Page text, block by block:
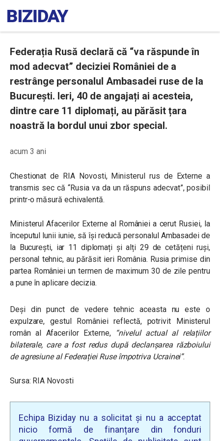
Federația Rusă declară că “va răspunde în
mod adecvat” deciziei României de a
restrânge personalul Ambasadei ruse de la
București. Ieri, 40 de angajați ai acesteia,
dintre care 11 diplomați, au părăsit țara
noastră la bordul unui zbor special.
acum 3 ani
Chestionat de RIA Novosti, Ministerul rus de Externe a
transmis sec că “Rusia va da un răspuns adecvat”, posibil
printr-o măsură echivalentă.
Ministerul Afacerilor Externe al României a cerut Rusiei, la
începutul lunii iunie, să își reducă personalul Ambasadei de
la București, iar 11 diplomați și alți 29 de cetățeni ruși,
personal tehnic, au părăsit ieri România. Rusia primise din
partea României un termen de maximum 30 de zilepentru
a pune în aplicare decizia.
Deși din punct de vedere tehnic aceasta nu este o
expulzare, gestul României reflectă, potrivit Ministerul
român al Afacerilor Externe,
“nivelul actual al relațiilor
bilaterale, care a fost redus după declanșarea războiului
de agresiune al Federației Ruse împotriva Ucrainei”.
Sursa: RIA Novosti
Echipa Biziday nu a solicitat și nu a acceptat
nicio formă de finanțare din fonduri